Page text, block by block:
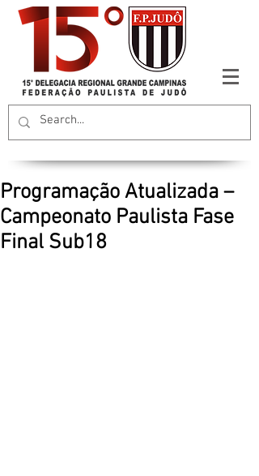
Programação Atualizada –
Campeonato Paulista Fase
Final Sub18